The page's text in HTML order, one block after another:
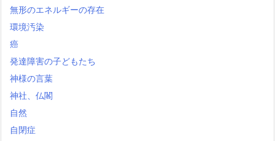
無形のエネルギーの存在
環境汚染
癌
発達障害の子どもたち
神様の言葉
神社、仏閣
自然
自閉症